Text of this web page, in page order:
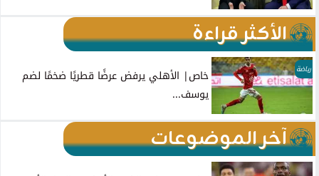
الأكثر قراءة
رياضة
خاص| الأهلي يرفض عرضًا قطريًا ضخمًا لضم
يوسف...
آخر الموضوعات